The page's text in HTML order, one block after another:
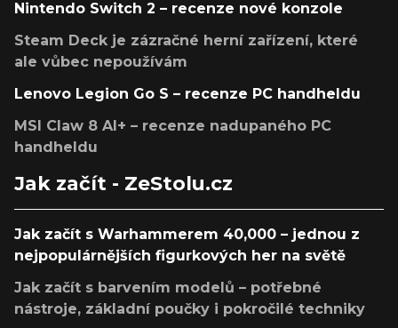
Nintendo Switch 2 – recenze nové konzole
Steam Deck je zázračné herní zařízení, které
ale vůbec nepoužívám
Lenovo Legion Go S – recenze PC handheldu
MSI Claw 8 AI+ – recenze nadupaného PC
handheldu
Jak začít - ZeStolu.cz
Jak začít s Warhammerem 40,000 – jednou z
nejpopulárnějších figurkových her na světě
Jak začít s barvením modelů – potřebné
nástroje, základní poučky i pokročilé techniky